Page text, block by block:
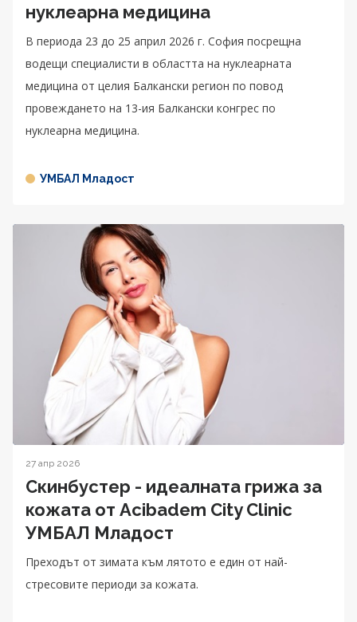
нуклеарна медицина
В периода 23 до 25 април 2026 г. София посрещна
водещи специалисти в областта на нуклеарната
медицина от целия Балкански регион по повод
провеждането на 13-ия Балкански конгрес по
нуклеарна медицина.
УМБАЛ Младост
27 апр 2026
Скинбустер - идеалната грижа за
кожата от Acibadem City Clinic
УМБАЛ Младост
Преходът от зимата към лятото е един от най-
стресовите периоди за кожата.